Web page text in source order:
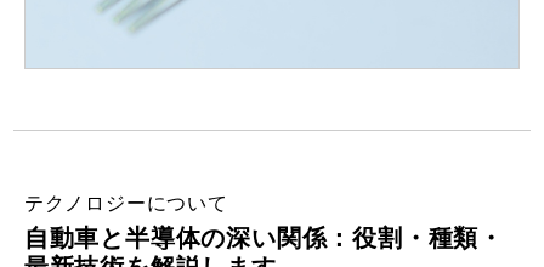
テクノロジーについて
自動車と半導体の深い関係：役割・種類・